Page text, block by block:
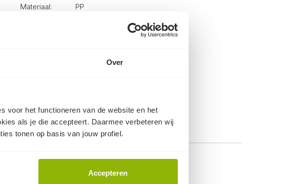
Over
voor het functioneren van de website en het
als je die accepteert. Daarmee verbeteren wij
tonen op basis van jouw profiel.
Accepteren
Materiaal:
PP
zijn...